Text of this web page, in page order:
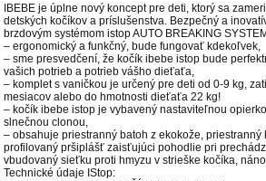
IBEBE je úplne nový koncept pre deti, ktorý sa
detských kočíkov a príslušenstva. Bezpečný a
brzdovým systémom istop AUTO BREAKING
– ergonomický a funkčný, bude fungovať kdekoľvek,
– sme presvedčení, že kočík ibebe istop bude
vašich potrieb a potrieb vášho dieťaťa,
– komplet s vaničkou je určený pre deti od 0-9 kg,
mesiacov alebo do hmotnosti dieťaťa 22 kg!
– kočík ibebe istop je vybavený nastaviteľnou
slnečnou clonou,
– obsahuje priestranný batoh z ekokože, priestranný
profilovaný pršiplášť zaisťujúci pohodlie pri
vbudovaný sieťku proti hmyzu v strieške kočíka,
Technické údaje IStop: